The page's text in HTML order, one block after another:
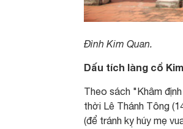
Đình Kim Quan.
Dấu tích làng cổ
Theo sách "Khâm
thời Lê Thánh Tông
(để tránh kỵ húy mẹ